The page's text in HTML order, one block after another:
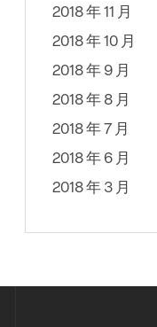
2018 年 11 月
2018 年 10 月
2018 年 9 月
2018 年 8 月
2018 年 7 月
2018 年 6 月
2018 年 3 月